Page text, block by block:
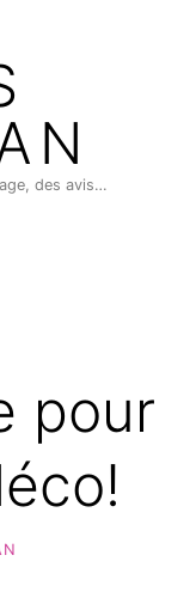
des avis…
pour